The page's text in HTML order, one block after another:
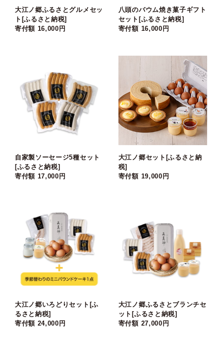
大江ノ郷ふるさとグルメセッ
ト[ふるさと納税]
寄付額 16,000円
八頭のバウム焼き菓子ギフト
セット[ふるさと納税]
寄付額 16,000円
自家製ソーセージ5種セット
[ふるさと納税]
寄付額 17,000円
大江ノ郷セット[ふるさと納
税]
寄付額 19,000円
大江ノ郷いろどりセット[ふ
るさと納税]
寄付額 24,000円
大江ノ郷ふるさとブランチセ
ット[ふるさと納税]
寄付額 27,000円